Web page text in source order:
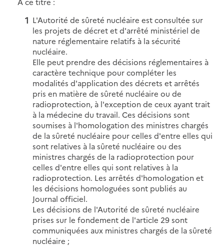
L'Autorité de sûreté nucléaire est consultée sur
les projets de décret et d'arrêté ministériel de
nature réglementaire relatifs à la sécurité
nucléaire.
Elle peut prendre des décisions réglementaires à
caractère technique pour compléter les
modalités d'application des décrets et arrêtés
pris en matière de sûreté nucléaire ou de
radioprotection, à l'exception de ceux ayant trait
à la médecine du travail. Ces décisions sont
soumises à l'homologation des ministres chargés
de la sûreté nucléaire pour celles d'entre elles qui
sont relatives à la sûreté nucléaire ou des
ministres chargés de la radioprotection pour
celles d'entre elles qui sont relatives à la
radioprotection. Les arrêtés d'homologation et
les décisions homologuées sont publiés au
Journal officiel.
Les décisions de l'Autorité de sûreté nucléaire
prises sur le fondement de l'article 29 sont
communiquées aux ministres chargés de la sûreté
nucléaire ;